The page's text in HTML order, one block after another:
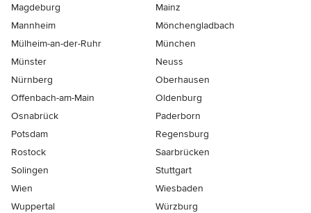
Magdeburg
Mainz
Mannheim
Mönchen­gladbach
Mülheim-an-der-Ruhr
München
Münster
Neuss
Nürnberg
Oberhausen
Offenbach-am-Main
Oldenburg
Osnabrück
Paderborn
Potsdam
Regensburg
Rostock
Saarbrücken
Solingen
Stuttgart
Wien
Wiesbaden
Wuppertal
Würzburg